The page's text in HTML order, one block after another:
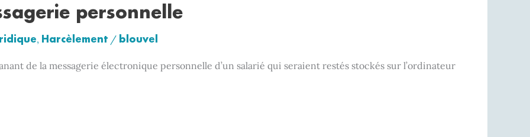
personnelle
, Harcèlement / blouvel
de la messagerie électronique personnelle d’un salarié qui seraient restés stockés sur l’ordinateur